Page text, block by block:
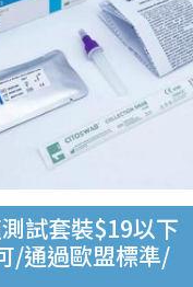
試套裝$19以下
/通過歐盟標準/